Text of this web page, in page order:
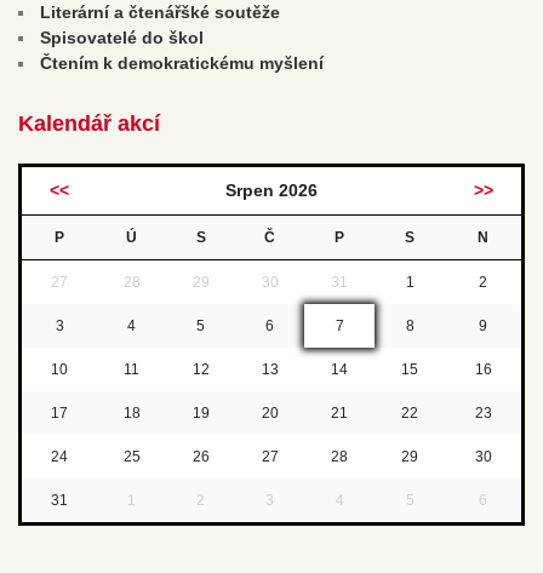
Literární a čtenářšké soutěže
Spisovatelé do škol
Čtením k demokratickému myšlení
Kalendář akcí
<< Srpen 2026 >>
P Ú S Č P S N
27 28 29 30 31 1 2
3 4 5 6 7 8 9
10 11 12 13 14 15 16
17 18 19 20 21 22 23
24 25 26 27 28 29 30
31 1 2 3 4 5 6